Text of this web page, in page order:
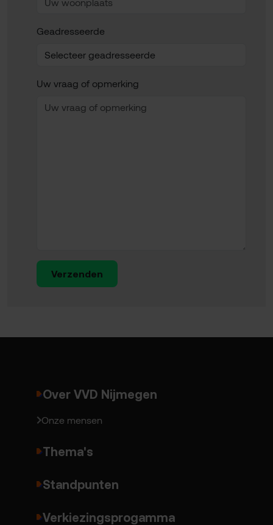
Geadresseerde
Uw vraag of opmerking
Verzenden
Over VVD Nijmegen
Onze mensen
Thema's
Standpunten
Verkiezingsprogamma